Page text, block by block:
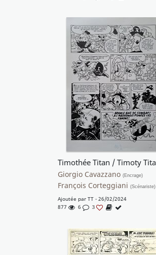
Giorgio Cavazzano (Encrage)
François Corteggiani (Scénariste)
Ajoutée par TT - 26/02/2024
877
6 3